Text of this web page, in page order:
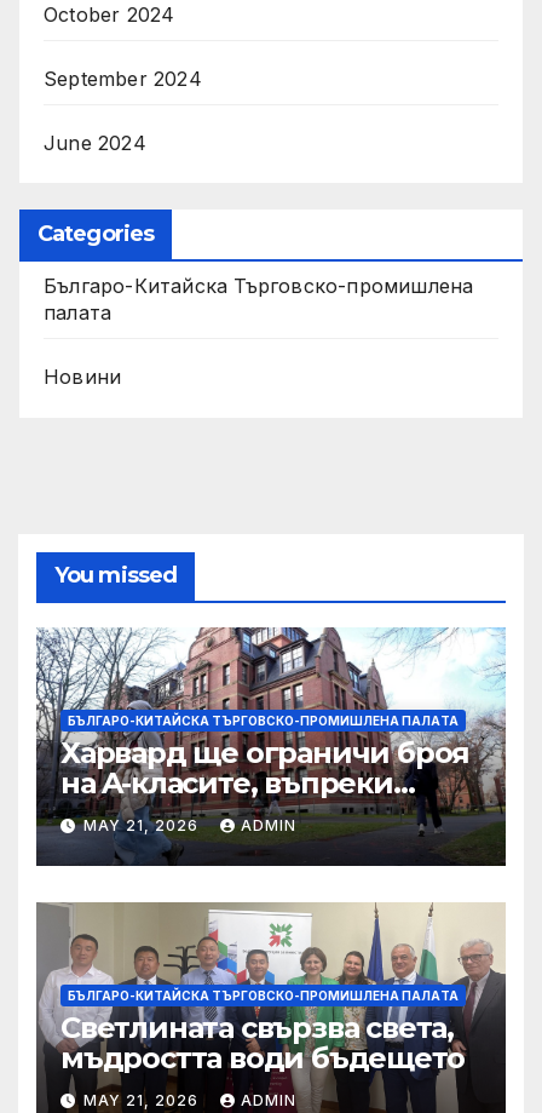
October 2024
September 2024
June 2024
Categories
Българо-Китайска Търговско-промишлена
палaта
Новини
You missed
БЪЛГАРО-КИТАЙСКА ТЪРГОВСКО-ПРОМИШЛЕНА ПАЛAТА
Харвард ще ограничи броя
на A-класите, въпреки
силната съпротива на
студентите
MAY 21, 2026 ADMIN
БЪЛГАРО-КИТАЙСКА ТЪРГОВСКО-ПРОМИШЛЕНА ПАЛAТА
Светлината свързва света,
мъдростта води бъдещето
MAY 21, 2026 ADMIN